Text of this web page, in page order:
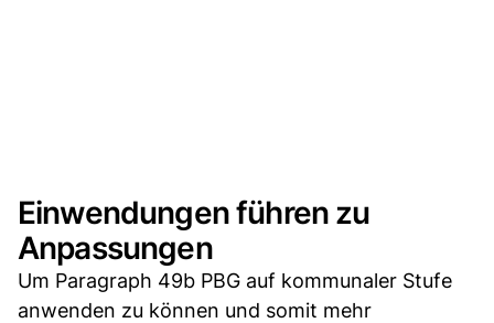
Einwendungen führen zu
Anpassungen
Um Paragraph 49b PBG auf kommunaler Stufe
anwenden zu können und somit mehr